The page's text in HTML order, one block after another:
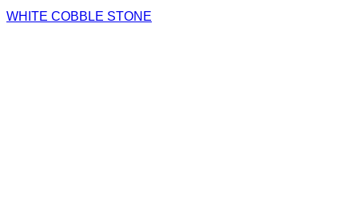
WHITE COBBLE STONE